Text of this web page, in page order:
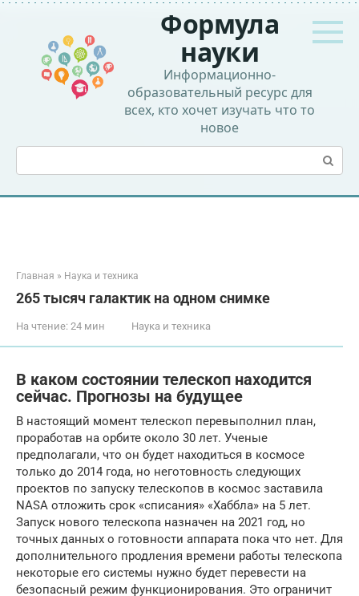
Перейти
контенту
Формула
науки
Информационно-
образовательный ресурс для
всех, кто хочет изучать что то
новое
Поиск:
Главная » Наука и техника
265 тысяч галактик на одном снимке
На чтение: 24 мин Наука и техника
В каком состоянии телескоп находится
сейчас. Прогнозы на будущее
В настоящий момент телескоп перевыполнил план,
проработав на орбите около 30 лет. Ученые
предполагали, что он будет находиться в космосе
только до 2014 года, но неготовность следующих
проектов по запуску телескопов в космос заставила
NASA отложить срок «списания» «Хаббла» на 5 лет.
Запуск нового телескопа назначен на 2021 год, но
точных данных о готовности аппарата пока что нет. Для
дополнительного продления времени работы телескопа
некоторые его системы нужно будет перевести на
безопасный режим функционирования. Это ограничит